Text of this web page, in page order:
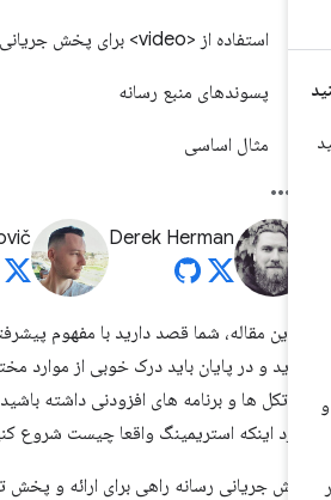
استفاده از <video> برای پخش جریانی
پسوندهای منبع رسانه
مثال اساسی
Derek Herman
این مقاله، شما قصد دارید با مفهوم پیشرفته
و در پایان باید درک خوبی از موارد مختلف
ها و برنامه های افزودنی داشته باشید.
اینکه استریمینگ واقعا چیست شروع کنیم.
جریانی رسانه راهی برای ارائه و پخش تکه